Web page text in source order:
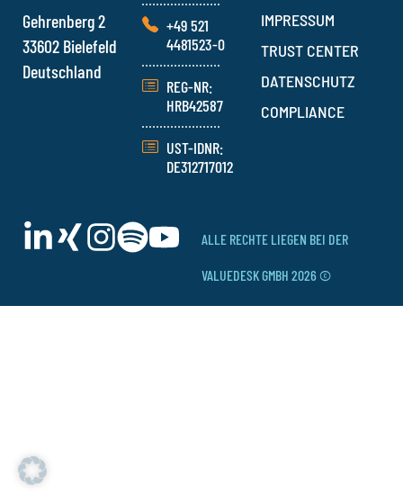
Gehrenberg 2
33602 Bielefeld
Deutschland
+49 521
4481523-0
REG-NR:
HRB42587
UST-IDNR:
DE312717012
IMPRESSUM
TRUST CENTER
DATENSCHUTZ
COMPLIANCE
ALLE RECHTE LIEGEN BEI DER
VALUEDESK GMBH 2026 ©